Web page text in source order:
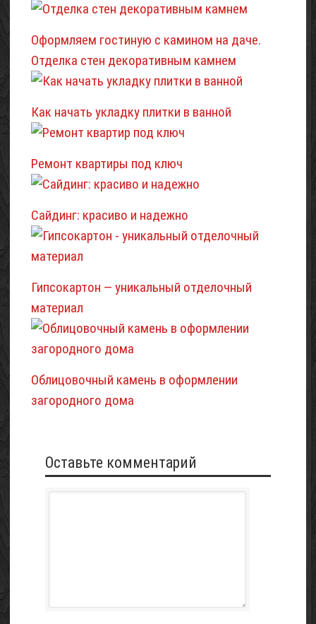
Оформляем гостиную с камином на даче.
Отделка стен декоративным камнем
Как начать укладку плитки в ванной
Ремонт квартиры под ключ
Сайдинг: красиво и надежно
Гипсокартон — уникальный отделочный
материал
Облицовочный камень в оформлении
загородного дома
Оставьте комментарий